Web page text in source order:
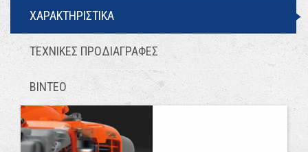
ΧΑΡΑΚΤΗΡΙΣΤΙΚΑ
ΤΕΧΝΙΚΕΣ ΠΡΟΔΙΑΓΡΑΦΕΣ
ΒΙΝΤΕΟ